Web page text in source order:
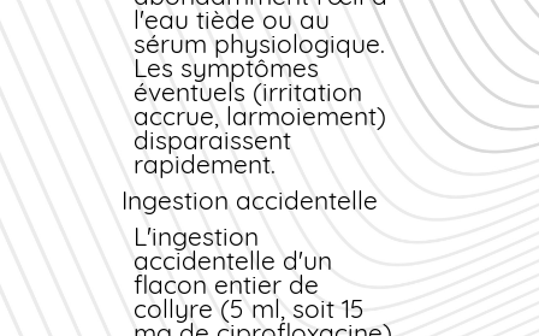
gêne visuelle
temporaire.
votre médecin.
Effets systémiques
exceptionnels
Compte tenu de la
faible absorption
systémique, les effets
généraux sont
exceptionnels.
Toutefois, des cas
isolés ont été
rapportés :
Nausées légères
l'eau tiède ou au
sérum physiologique.
Les symptômes
éventuels (irritation
accrue, larmoiement)
disparaissent
rapidement.
Ingestion accidentelle
L'ingestion
accidentelle d'un
flacon entier de
collyre (5 ml, soit 15